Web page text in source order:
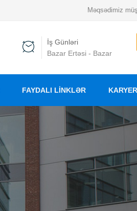
Məqsədimiz
İş Günləri
Bazar Ertəsi - Bazar
FAYDALI LINKLƏR